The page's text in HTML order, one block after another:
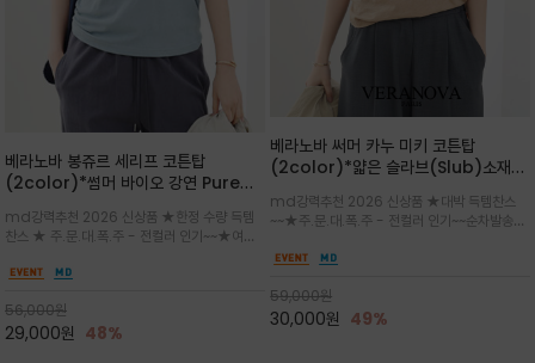
베라노바 봉쥬르 세리프 코튼탑
(2color)*썸머 바이오 강연 Pure
성적인 프랑스어 수식어를 조합
md강력추천 2026 신상품 ★한정 수량 득템
찬스 ★ 주.문.대.폭.주 - 전컬러 인기~~★여름
여유로운 감성/피부에 닿는 순간 기분 좋은 청량
56,000원
29,000원 48%
베라노바 써머 카누 미키 코튼탑
(2color)*얇은 슬라브(Slub)소재
하며, 몸에 잘 달라붙지 않아 쾌적
md강력추천 2026 신상품 ★대박 득템찬스
~~★주.문.대.폭.주 - 전컬러 인기~~순차발송중
드롭숄더 핏과 부드러운 라운드넥이 편안하며, 앞
다.
59,000원
30,000원 49%